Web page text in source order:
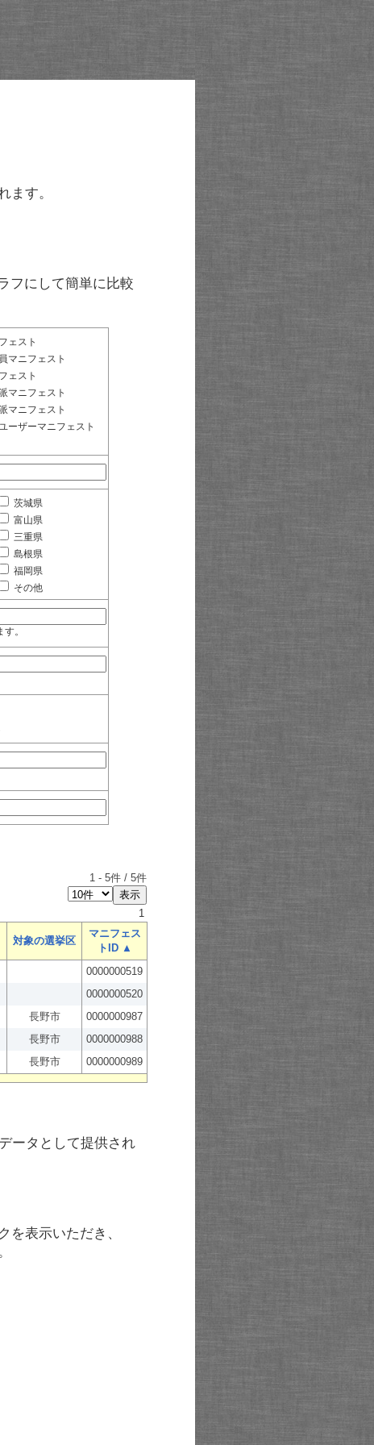
ます。
フにして簡単に比較
ェスト
マニフェスト
ェスト
マニフェスト
マニフェスト
ーザーマニフェスト
茨城県
富山県
三重県
島根県
福岡県
その他
。
1 - 5件 / 5件
1
対象の選挙区
マニフェス
トID ▲
0000000519
0000000520
長野市
0000000987
長野市
0000000988
長野市 0000000989
ータとして提供され
を表示いただき、